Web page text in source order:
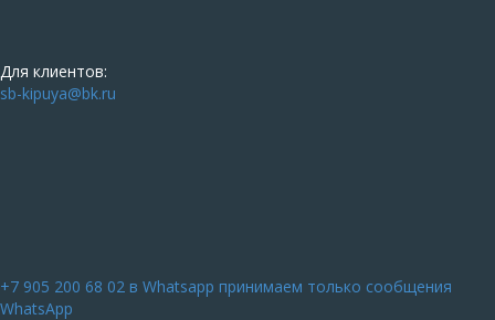
Для клиентов:
sb-kipuya@bk.ru
+7 905 200 68 02 в Whatsapp принимаем только сообщения
WhatsApp